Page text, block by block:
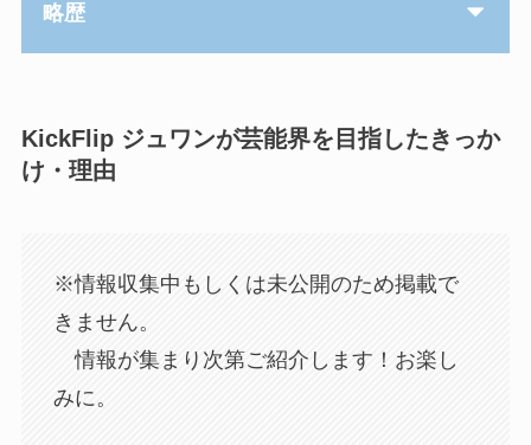
略歴
KickFlip ジュワンが芸能界を目指したきっか
け・理由
※情報収集中もしくは未公開のため掲載で
きません。
情報が集まり次第ご紹介します！お楽し
みに。